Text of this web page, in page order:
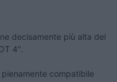
decisamente più alta del
4".
compatibile